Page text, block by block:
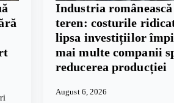
Industria
teren: costurile
lipsa investițiilor
mai multe companii
reducerea producției
August 6, 2026